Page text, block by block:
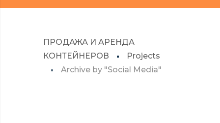
ПРОДАЖА И АРЕНДА
КОНТЕЙНЕРОВ
Projects
Archive by "Social Media"